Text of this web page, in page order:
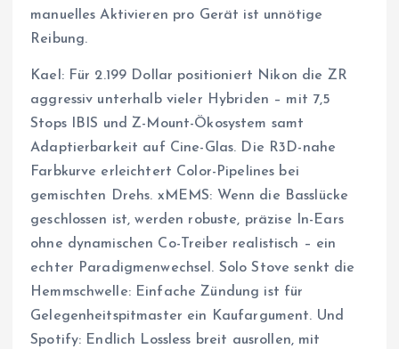
manuelles Aktivieren pro Gerät ist unnötige
Reibung.
Kael: Für 2.199 Dollar positioniert Nikon die ZR
aggressiv unterhalb vieler Hybriden – mit 7,5
Stops IBIS und Z-Mount-Ökosystem samt
Adaptierbarkeit auf Cine-Glas. Die R3D-nahe
Farbkurve erleichtert Color-Pipelines bei
gemischten Drehs. xMEMS: Wenn die Basslücke
geschlossen ist, werden robuste, präzise In-Ears
ohne dynamischen Co-Treiber realistisch – ein
echter Paradigmenwechsel. Solo Stove senkt die
Hemmschwelle: Einfache Zündung ist für
Gelegenheitspitmaster ein Kaufargument. Und
Spotify: Endlich Lossless breit ausrollen, mit